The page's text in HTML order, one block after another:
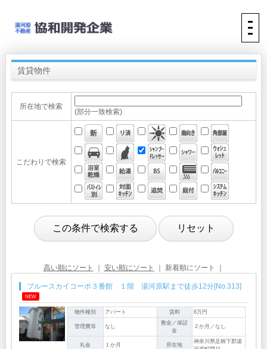
賃貸物件
所在地で検索
(部分一致検索)
こだわりで検索
高い順にソート ｜ 安い順にソート ｜ 新着順にソート ｜
ブルースカイコーポ３番館 １階 湯河原駅まで徒歩12分[No.313]
NEW
物件種別 アパート 賃料 6万円
管理費等 なし
敷金／保証
金
２か月／なし
礼金 １か月 所在地
神奈川県足柄下郡湯